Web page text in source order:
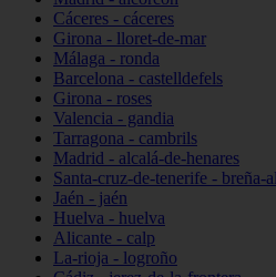
Cáceres - cáceres
Girona - lloret-de-mar
Málaga - ronda
Barcelona - castelldefels
Girona - roses
Valencia - gandia
Tarragona - cambrils
Madrid - alcalá-de-henares
Santa-cruz-de-tenerife - breña-
Jaén - jaén
Huelva - huelva
Alicante - calp
La-rioja - logroño